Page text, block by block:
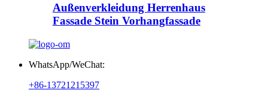
Außenverkleidung Herrenhaus
Fassade Stein Vorhangfassade
WhatsApp/WeChat:
+86-13721215397